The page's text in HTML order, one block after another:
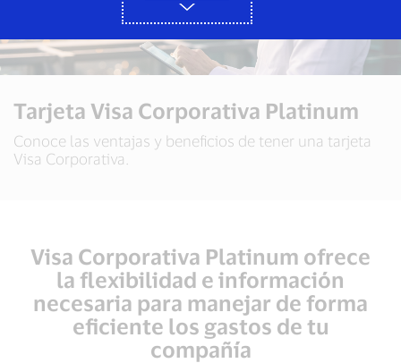
Tarjeta Visa Corporativa Platinum
Conoce las ventajas y beneficios de tener una tarjeta
Visa Corporativa.
Visa Corporativa Platinum ofrece
la flexibilidad e información
necesaria para manejar de forma
eficiente los gastos de tu
compañía